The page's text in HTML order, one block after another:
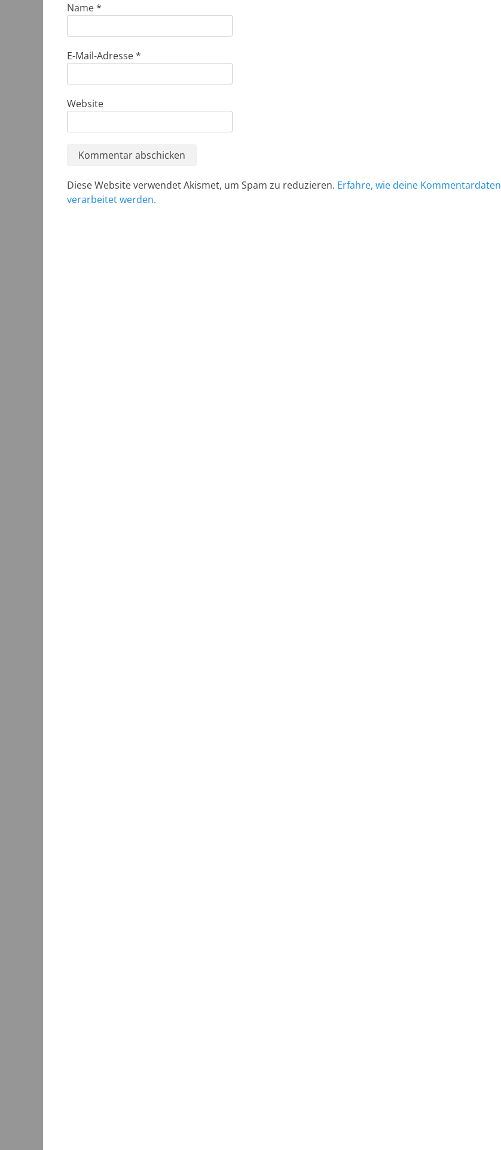
Name*
E-Mail-Adresse*
Website
Diese Website verwendet Akismet, um Spam zu reduzieren. Erfahre, wie deine Kommentardaten
verarbeitet werden.